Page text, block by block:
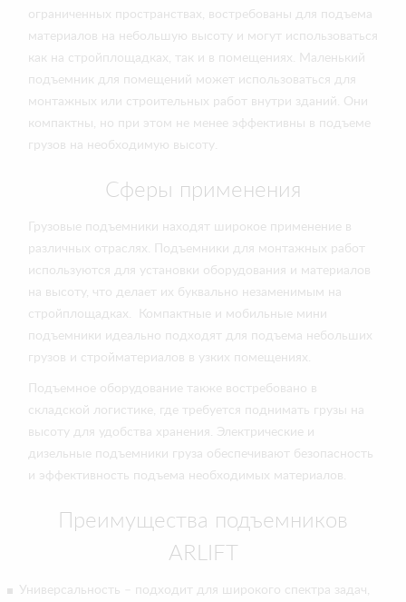
ограниченных пространствах, востребованы для подъема
материалов на небольшую высоту и могут использоваться
как на стройплощадках, так и в помещениях. Маленький
подъемник для помещений может использоваться для
монтажных или строительных работ внутри зданий. Они
компактны, но при этом не менее эффективны в подъеме
грузов на необходимую высоту.
Сферы применения
Грузовые подъемники находят широкое применение в
различных отраслях. Подъемники для монтажных работ
используются для установки оборудования и материалов
на высоту, что делает их буквально незаменимым на
стройплощадках. Компактные и мобильные мини
подъемники идеально подходят для подъема небольших
грузов и стройматериалов в узких помещениях.
Подъемное оборудование также востребовано в
складской логистике, где требуется поднимать грузы на
высоту для удобства хранения. Электрические и
дизельные подъемники груза обеспечивают безопасность
и эффективность подъема необходимых материалов.
Преимущества подъемников
ARLIFT
Универсальность – подходит для широкого спектра задач,